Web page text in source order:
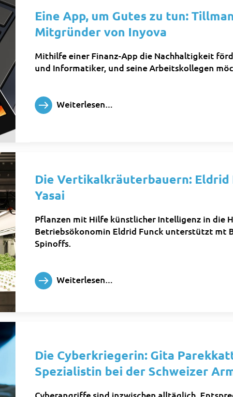
Eine App, um Gutes zu tun:
Mitgründer von Inyova
Mithilfe einer Finanz-App die Nachhaltigkeit
und Informatiker, und seine Arbeitskollegen
Weiterlesen...
Die Vertikalkräuterbauern: Eldrid
Yasai
Pflanzen mit Hilfe künstlicher Intelligenz in die
Betriebsökonomin Eldrid Funck unterstützt mt
Spinoffs.
Weiterlesen...
Die Cyberkriegerin: Gita
Spezialistin bei der Schweizer
Cyberangriffe sind inzwischen alltäglich.